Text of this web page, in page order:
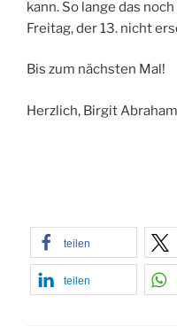
kann. So lange das
Freitag, der 13. nicht
Bis zum nächsten Mal!
Herzlich, Birgit Abraham
teilen
teilen